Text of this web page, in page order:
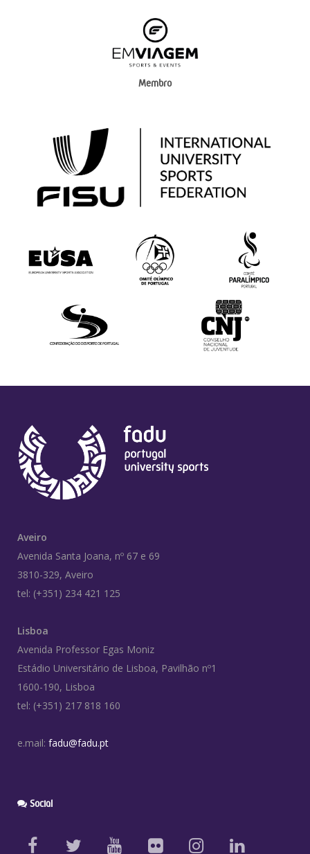
Membro
Aveiro
Avenida Santa Joana, nº 67 e 69
3810-329, Aveiro
tel: (+351) 234 421 125
Lisboa
Avenida Professor Egas Moniz
Estádio Universitário de Lisboa, Pavilhão nº1
1600-190, Lisboa
tel: (+351) 217 818 160
e.mail: fadu@fadu.pt
Social